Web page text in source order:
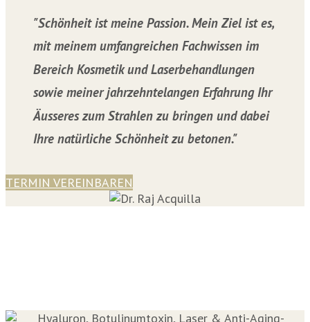
"Schönheit ist meine Passion. Mein Ziel ist es,
mit meinem umfangreichen Fachwissen im
Bereich Kosmetik und Laserbehandlungen
sowie meiner jahrzehntelangen Erfahrung Ihr
Äusseres zum Strahlen zu bringen und dabei
Ihre natürliche Schönheit zu betonen."
TERMIN VEREINBAREN